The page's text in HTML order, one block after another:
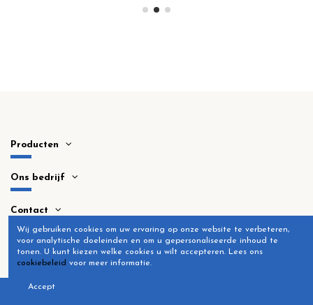
Producten
Ons bedrijf
Contact
Wij gebruiken cookies om uw ervaring op onze website te verbeteren,
voor analytische doeleinden en om u gepersonaliseerde inhoud te
tonen. U kunt kiezen welke cookies u wilt accepteren. Lees ons
cookiebeleid voor meer informatie.
Accept